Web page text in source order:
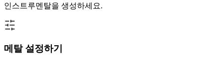
인스트루멘탈을 생성하세요.
메탈 설정하기